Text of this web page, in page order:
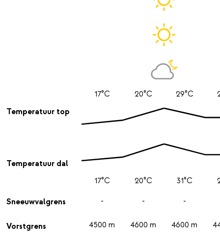
Temperatuur top
Temperatuur dal
Sneeuwvalgrens
Vorstgrens
17°C
17°C
-
4500 m
20°C
20°C
-
4600 m
29°C
31°C
-
4600 m